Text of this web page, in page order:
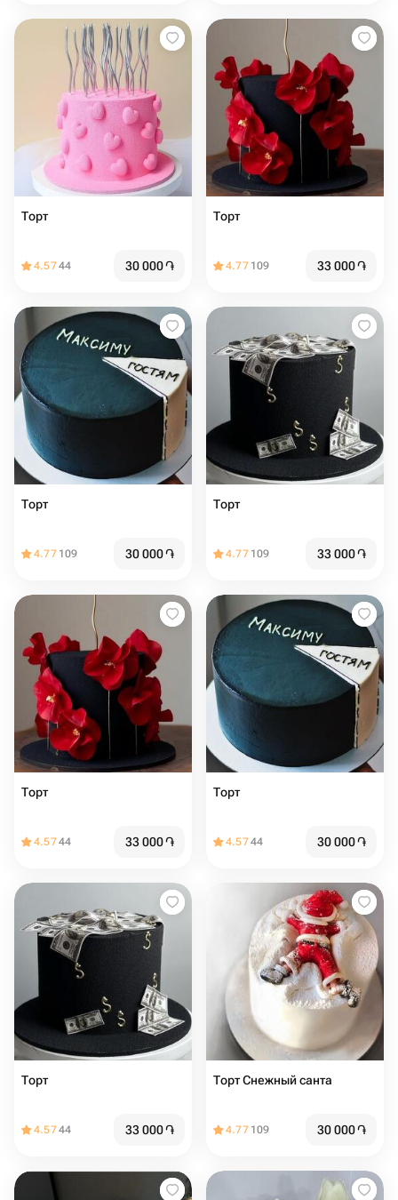
Торт
4.5744 30 000֏
Торт
4.77 109 33 000֏
Торт
4.77 109 30 000֏
Торт
4.77 109 33 000֏
Торт
4.5744 33 000֏
Торт
4.5744 30 000֏
Торт
4.5744 33 000֏
Торт Снежный санта
4.77 109 30 000֏